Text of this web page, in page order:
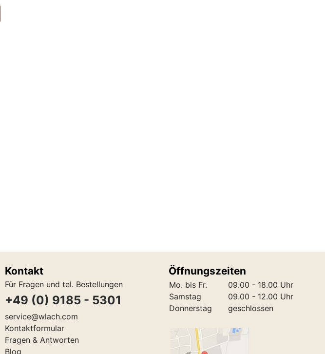
Kontakt
Für Fragen und tel. Bestellungen
+49 (0) 9185 - 5301
service@wlach.com
Kontaktformular
Fragen & Antworten
Blog
Öffnungszeiten
Mo. bis Fr.
Samstag
Donnerstag
09.00 - 18.00 Uhr
09.00 - 12.00 Uhr
geschlossen